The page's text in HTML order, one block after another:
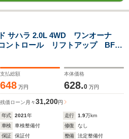
サハラ 2.0L 4WD ワンオーナ
ントロール リフトアップ BFグ
インチアルミホイール ハイニ
ドステップ インチアップ キャ
支払総額
648 万円
本体価格
628.0 万円
残価ローン 月々31,200円
年式 2021年 走行 1.9万km
車検
車検整備付 修復
なし
保証
保証付 整備
法定整備付